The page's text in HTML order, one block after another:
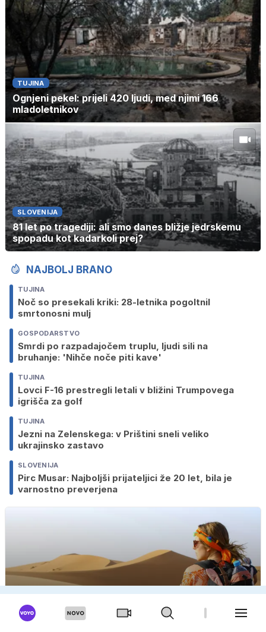
TUJINA
Ognjeni pekel: prijeli 420 ljudi, med njimi 166
mladoletnikov
SLOVENIJA
81 let po tragediji: ali smo danes bližje jedrskemu
spopadu kot kadarkoli prej?
NAJBOLJ BRANO
TUJINA
Noč so presekali kriki: 28-letnika pogoltnil
smrtonosni mulj
GOSPODARSTVO
Smrdi po razpadajočem truplu, ljudi sili na
bruhanje: 'Nihče noče piti kave'
TUJINA
Lovci F-16 prestregli letali v bližini Trumpovega
igrišča za golf
TUJINA
Jezni na Zelenskega: v Prištini sneli veliko
ukrajinsko zastavo
SLOVENIJA
Pirc Musar: Najboljši prijateljici že 20 let, bila je
varnostno preverjena
Sam po svetu? 'Svoboda, spontanost in zgodbe, ki
jih ne zmanjka'